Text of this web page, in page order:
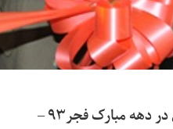
دهه مبارک فجر۹۳ –